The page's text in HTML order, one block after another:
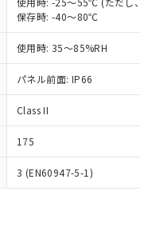
保存時: -40～80℃
使用時: 35～85%RH
パネル前面: IP66
Class II
175
3 (EN60947-5-1)
格結果を当社の
に漏洩または開
リスト作成サー
くには、I-Web
ている必要が
ト上で当社にご
について、当社
者が、当社の製
により、予定
す。
ロード
のすべてが基
ます。
おいて有害物
に深刻な影響を
。
販売部門へお問
三者に販売する
び3の内容を当
。また当社は、
わる関係者が違
ある場合は、取
。
オムロン制御
販売員にご確
た在庫状況の
ない機種